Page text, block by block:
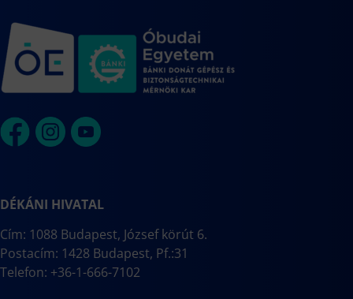
DÉKÁNI HIVATAL
Cím: 1088 Budapest, József körút 6.
Postacím: 1428 Budapest, Pf.:31
Telefon: +36-1-666-7102